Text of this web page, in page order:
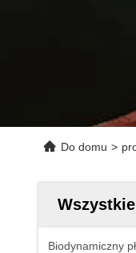
Do domu >
Biodynamiczny